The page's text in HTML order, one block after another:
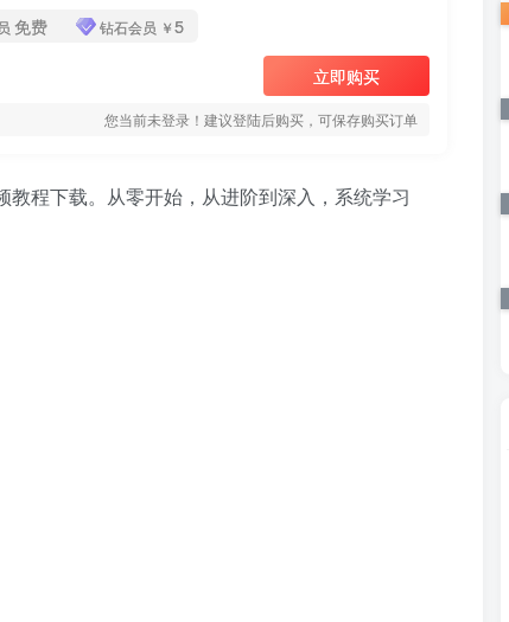
免费 钻石会员 ￥5
立即购买
您当前未登录！建议登陆后购买，可保存购买订单
程下载。从零开始，从进阶到深入，系统学习